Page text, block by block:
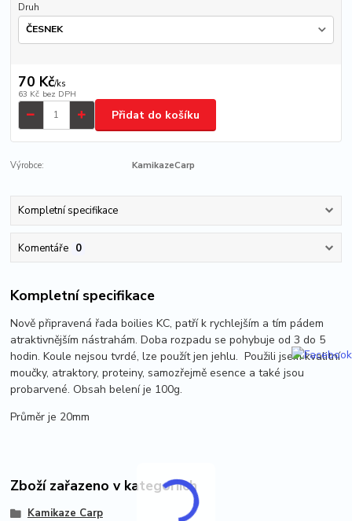
Druh
70 Kč/ks
63 Kč bez DPH
Přidat do košíku
Výrobce: KamikazeCarp
Kompletní specifikace
Komentáře 0
Kompletní specifikace
Nově připravená řada boilies KC, patří k rychlejším a tím pádem
atraktivnějším nástrahám. Doba rozpadu se pohybuje od 3 do 5
hodin. Koule nejsou tvrdé, lze použít jen jehlu. Použili jsem kvalitní
moučky, atraktory, proteiny, samozřejmě esence a také jsou
probarvené. Obsah belení je 100g.
Průměr je 20mm
Zboží zařazeno v kategoriích
Kamikaze Carp